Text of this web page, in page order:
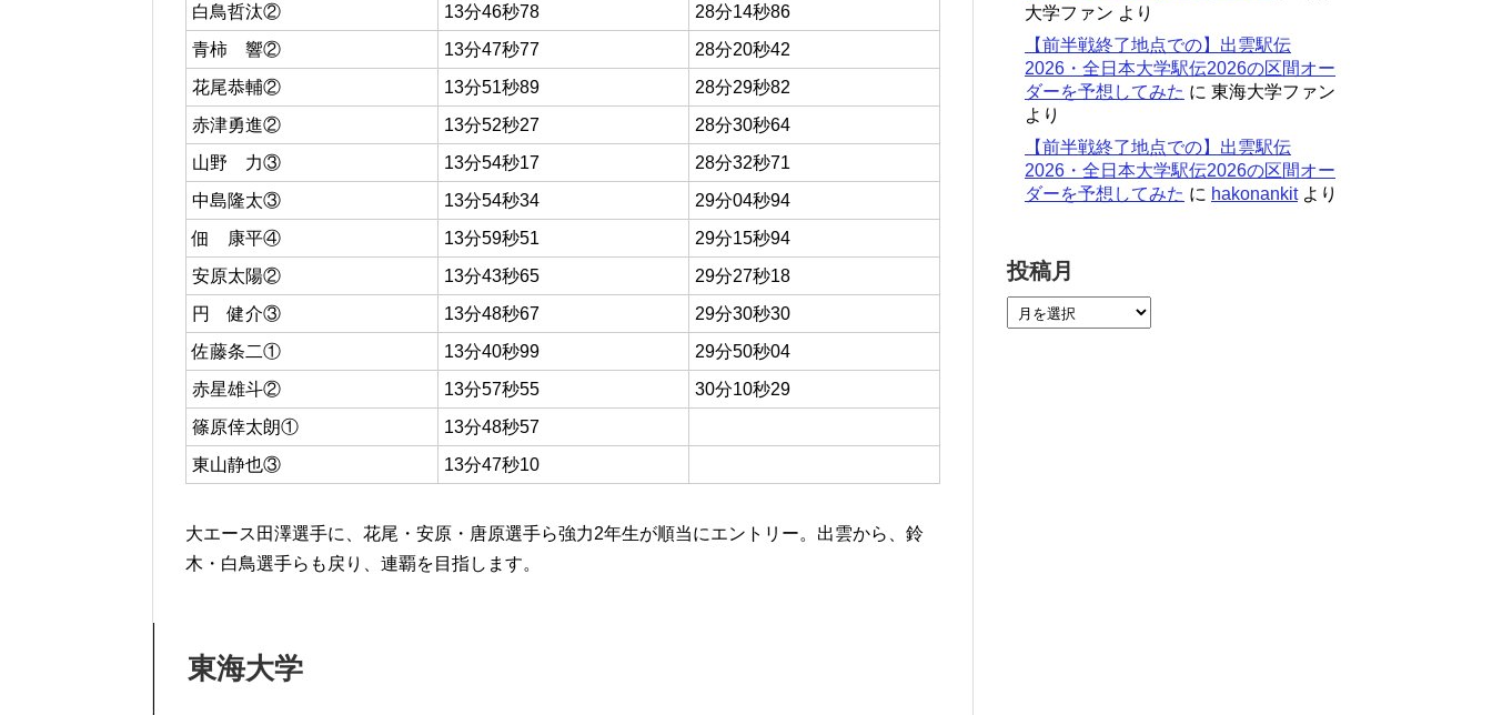
白鳥哲汰②
13分46秒78
28分14秒86
青柿 響②
13分47秒77
28分20秒42
花尾恭輔②
13分51秒89
28分29秒82
赤津勇進②
13分52秒27
28分30秒64
山野 力③
13分54秒17
28分32秒71
中島隆太③
13分54秒34
29分04秒94
佃 康平④
13分59秒51
29分15秒94
安原太陽②
13分43秒65
29分27秒18
円 健介③
13分48秒67
29分30秒30
佐藤条二①
13分40秒99
29分50秒04
赤星雄斗②
13分57秒55
30分10秒29
篠原倖太朗①
13分48秒57
東山静也③
13分47秒10
大エース田澤選手に、花尾・安原・唐原選手ら強力2年生が順当にエントリー。出雲から、鈴
木・白鳥選手らも戻り、連覇を目指します。
東海大学
大学ファン より
【前半戦終了地点での】出雲駅伝
2026・全日本大学駅伝2026の区間オー
ダーを予想してみた に 東海大学ファン
より
【前半戦終了地点での】出雲駅伝
2026・全日本大学駅伝2026の区間オー
ダーを予想してみた に hakonankitより
投稿月